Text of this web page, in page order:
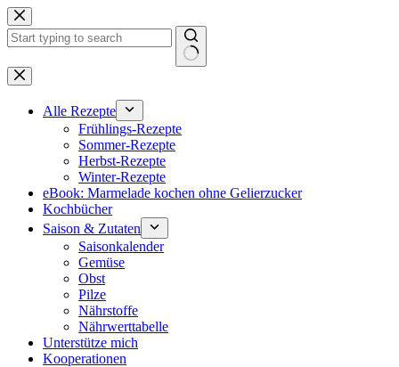
Zum
Inhalt
springen
Keine
Ergebnisse
Alle Rezepte
Frühlings-Rezepte
Sommer-Rezepte
Herbst-Rezepte
Winter-Rezepte
eBook: Marmelade kochen ohne Gelierzucker
Kochbücher
Saison & Zutaten
Saisonkalender
Gemüse
Obst
Pilze
Nährstoffe
Nährwerttabelle
Unterstütze mich
Kooperationen